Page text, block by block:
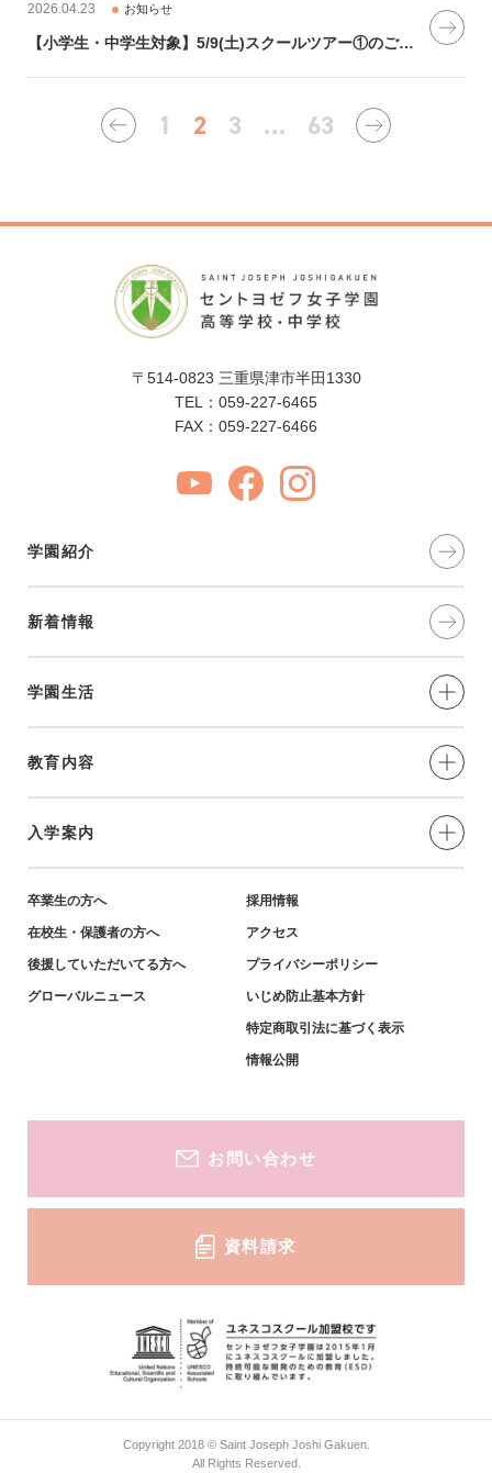
2026.04.23 お知らせ
【小学生・中学生対象】5/9(土)スクールツアー①のご案内
← 1 2 3 … 63 →
〒514-0823 三重県津市半田1330
TEL：059-227-6465
FAX：059-227-6466
学園紹介
新着情報
学園生活
制服・年間⾏事
部活動
学習環境
教育内容
愛と奉仕の実践
教育の特色
英語教育・姉妹校紹介
入学案内
小学生対象-説明会・イベント
小学生対象-募集要項・資料
卒業生の方へ
在校生・保護者の方へ
後援していただいてる方へ
グローバルニュース
採用情報
アクセス
プライバシーポリシー
いじめ防止基本方針
特定商取引法に基づく表示
情報公開
お問い合わせ
資料請求
Copyright 2018 © Saint Joseph Joshi Gakuen.
All Rights Reserved.